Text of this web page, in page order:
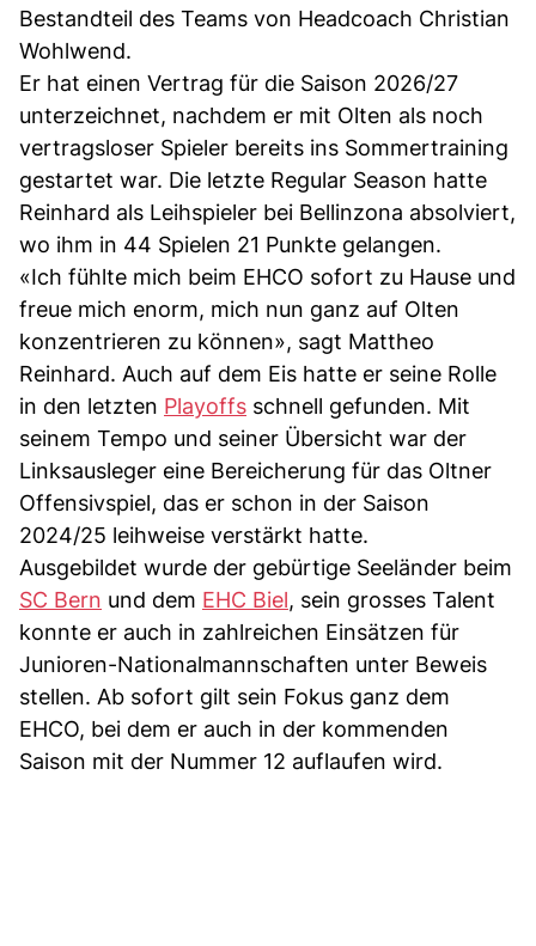
Bestandteil des Teams von Headcoach Christian
Wohlwend.
Er hat einen Vertrag für die Saison 2026/27
unterzeichnet, nachdem er mit Olten als noch
vertragsloser Spieler bereits ins Sommertraining
gestartet war. Die letzte Regular Season hatte
Reinhard als Leihspieler bei Bellinzona absolviert,
wo ihm in 44 Spielen 21 Punkte gelangen.
«Ich fühlte mich beim EHCO sofort zu Hause und
freue mich enorm, mich nun ganz auf Olten
konzentrieren zu können», sagt Mattheo
Reinhard. Auch auf dem Eis hatte er seine Rolle
in den letzten Playoffs schnell gefunden. Mit
seinem Tempo und seiner Übersicht war der
Linksausleger eine Bereicherung für das Oltner
Offensivspiel, das er schon in der Saison
2024/25 leihweise verstärkt hatte.
Ausgebildet wurde der gebürtige Seeländer beim
SC Bern und dem EHC Biel, sein grosses Talent
konnte er auch in zahlreichen Einsätzen für
Junioren-Nationalmannschaften unter Beweis
stellen. Ab sofort gilt sein Fokus ganz dem
EHCO, bei dem er auch in der kommenden
Saison mit der Nummer 12 auflaufen wird.